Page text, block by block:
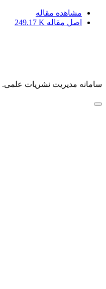
مشاهده مقاله
اصل مقاله 249.17 K
سامانه مدیریت نشریات علمی.